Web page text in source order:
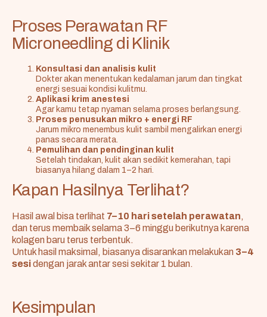
Proses Perawatan RF
Microneedling di Klinik
Konsultasi dan analisis kulit
Dokter akan menentukan kedalaman jarum dan tingkat
energi sesuai kondisi kulitmu.
Aplikasi krim anestesi
Agar kamu tetap nyaman selama proses berlangsung.
Proses penusukan mikro + energi RF
Jarum mikro menembus kulit sambil mengalirkan energi
panas secara merata.
Pemulihan dan pendinginan kulit
Setelah tindakan, kulit akan sedikit kemerahan, tapi
biasanya hilang dalam 1–2 hari.
Kapan Hasilnya Terlihat?
Hasil awal bisa terlihat 7–10 hari setelah perawatan,
dan terus membaik selama 3–6 minggu berikutnya karena
kolagen baru terus terbentuk.
Untuk hasil maksimal, biasanya disarankan melakukan 3–4
sesidengan jarak antar sesi sekitar 1 bulan.
Kesimpulan